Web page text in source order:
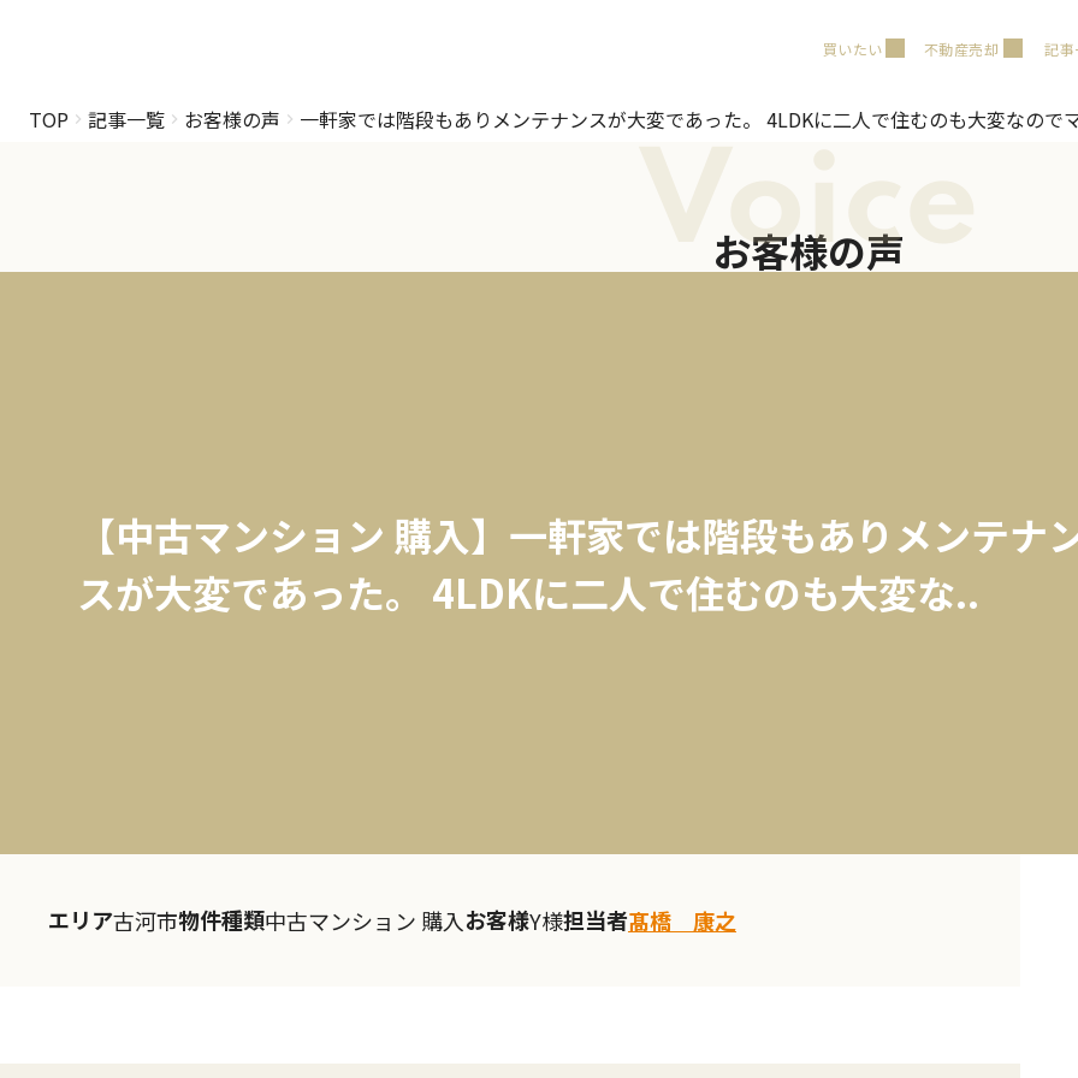
買いたい 不動産売却 記
TOP 記事一覧 お客様の声 一軒家では階段もありメンテナンスが大変であった。 4LDKに二人で住むのも大変なので
Voice
お客様の声
【中古マンション 購入】一軒家では階段もありメンテナ
スが大変であった。 4LDKに二人で住むのも大変な..
エリア古河市物件種類中古マンション 購入お客様Y様担当者髙橋 康之